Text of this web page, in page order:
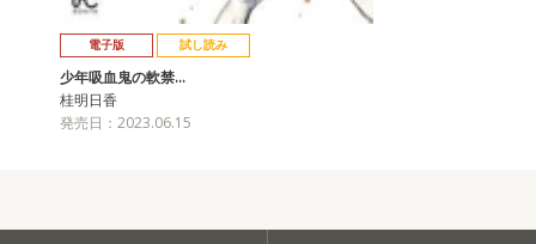
電子版 試し読み
少年吸血鬼の軟禁…
桂明日香
発売日：2023.06.15